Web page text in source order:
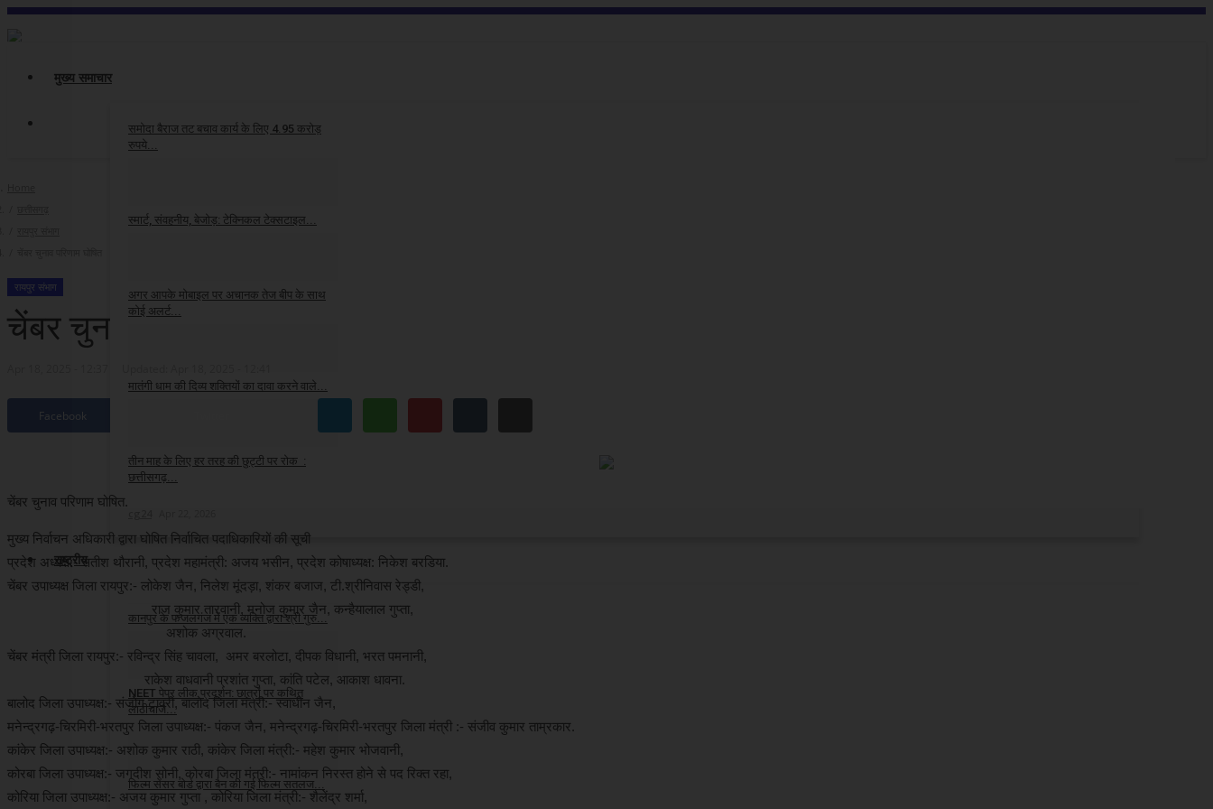
मुख्य समाचार
समोदा बैराज तट बचाव कार्य के लिए 4.95 करोड़
रुपये...
स्मार्ट, संवहनीय, बेजोड़: टेक्निकल टेक्सटाइल...
अगर आपके मोबाइल पर अचानक तेज बीप के साथ
कोई अलर्ट...
मातंगी धाम की दिव्य शक्तियों का दावा करने वाले...
तीन माह के लिए हर तरह की छुट्टी पर रोक :
छत्तीसगढ़...
राष्ट्रीय
कानपुर के फजलगंज में एक व्यक्ति द्वारा श्री गुरु...
cg24 Aug 5, 2026
NEET पेपर लीक प्रदर्शन: छात्रों पर कथित
लाठीचार्ज...
cg24 Jul 24, 2026
फिल्म सेंसर बोर्ड द्वारा बैन की गई फिल्म सतलज...
रायपुर संभाग
चेंबर चुनाव परिणाम घोषित
Facebook
चेंबर चुनाव परिणाम घोषित.
मुख्य निर्वाचन अधिकारी द्वारा घोषित निर्वाचित पदाधिकारियों की सूची
प्रदेश अध्यक्ष:- सतीश थौरानी, प्रदेश महामंत्री: अजय भसीन, प्रदेश कोषाध्यक्ष: निकेश बरडिया.
चेंबर उपाध्यक्ष जिला रायपुर:- लोकेश जैन, निलेश मूंदड़ा, शंकर बजाज, टी.श्रीनिवास रेड्डी,
राज कुमार तारवानी, मनोज कुमार जैन, कन्हैयालाल गुप्ता,
अशोक अग्रवाल.
चेंबर मंत्री जिला रायपुर:- रविन्द्र सिंह चावला, अमर बरलोटा, दीपक विधानी, भरत पमनानी,
राकेश वाधवानी प्रशांत गुप्ता, कांति पटेल, आकाश धावना.
बालोद जिला उपाध्यक्ष:- संजोग टावरी, बालोद जिला मंत्री:- स्वाधीन जैन,
मनेन्द्रगढ़-चिरमिरी-भरतपुर जिला उपाध्यक्ष:- पंकज जैन, मनेन्द्रगढ़-चिरमिरी-भरतपुर जिला मंत्री :- संजीव कुमार ताम्रकार.
कांकेर जिला उपाध्यक्ष:- अशोक कुमार राठी, कांकेर जिला मंत्री:- महेश कुमार भोजवानी,
कोरबा जिला उपाध्यक्ष:- जगदीश सोनी, कोरबा जिला मंत्री:- नामांकन निरस्त होने से पद रिक्त रहा,
कोरिया जिला उपाध्यक्ष:- अजय कुमार गुप्ता , कोरिया जिला मंत्री:- शैलेंद्र शर्मा,